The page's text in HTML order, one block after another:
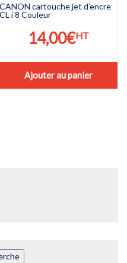
CANON cartouche jet d’encre
CL i 8 Couleur
14,00€HT
Ajouter au panier